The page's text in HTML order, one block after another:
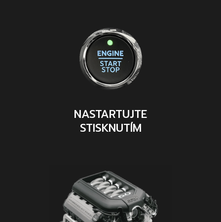
NASTARTUJTE
STISKNUTÍM